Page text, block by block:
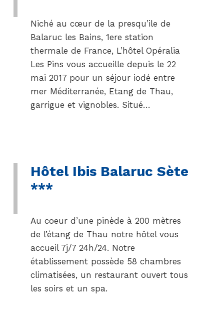
Niché au cœur de la presqu’ile de
Balaruc les Bains, 1ere station
thermale de France, L’hôtel Opéralia
Les Pins vous accueille depuis le 22
mai 2017 pour un séjour iodé entre
mer Méditerranée, Etang de Thau,
garrigue et vignobles. Situé…
Hôtel Ibis Balaruc Sète
***
Au coeur d’une pinède à 200 mètres
de l’étang de Thau notre hôtel vous
accueil 7j/7 24h/24. Notre
établissement possède 58 chambres
climatisées, un restaurant ouvert tous
les soirs et un spa.